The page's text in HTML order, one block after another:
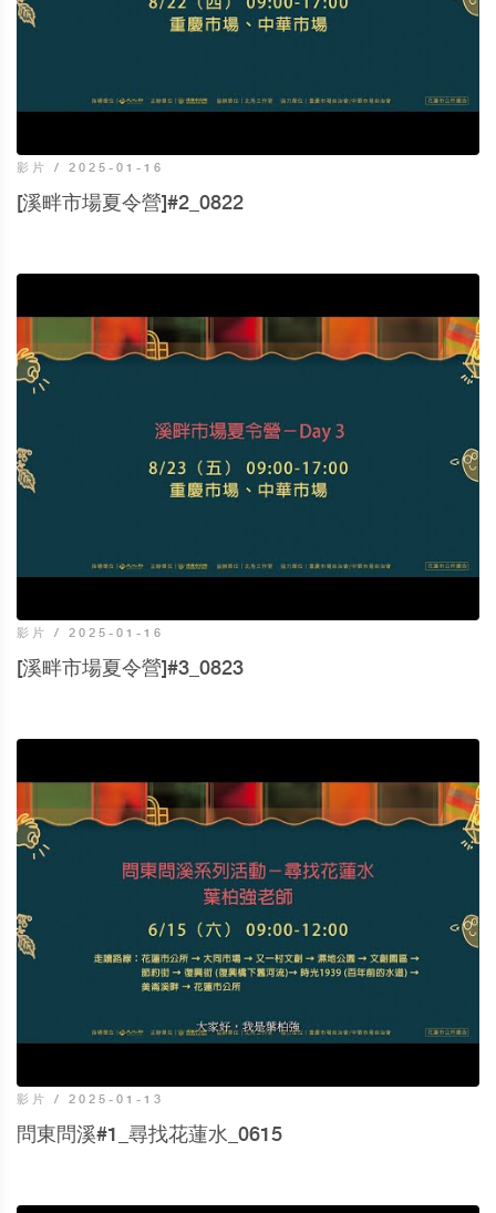
影片 / 2025-01-16
[溪畔市場夏令營]#2_0822
影片 / 2025-01-16
[溪畔市場夏令營]#3_0823
影片 / 2025-01-13
問東問溪#1_尋找花蓮水_0615